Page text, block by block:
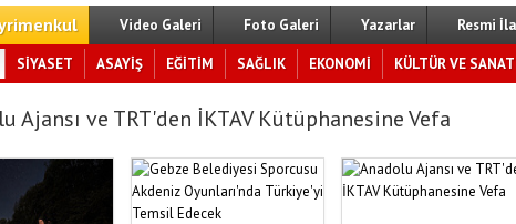
Video Galeri Foto Galeri Yazarlar Resmi
SİYASET ASAYİŞ EĞİTİM SAĞLIK EKONOMİ KÜLTÜR VE SANAT
Ajansı ve TRT'den İKTAV Kütüphanesine Vefa